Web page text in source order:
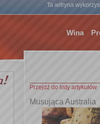
Ta witryna
Wina
Przejdź do listy artykułów
Musująca Australia